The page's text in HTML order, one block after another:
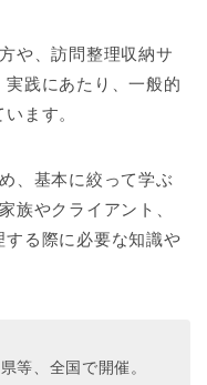
や、訪問整理収納サ
践にあたり、一般的
ます。
、基本に絞って学ぶ
族やクライアント、
る際に必要な知識や
等、全国で開催。